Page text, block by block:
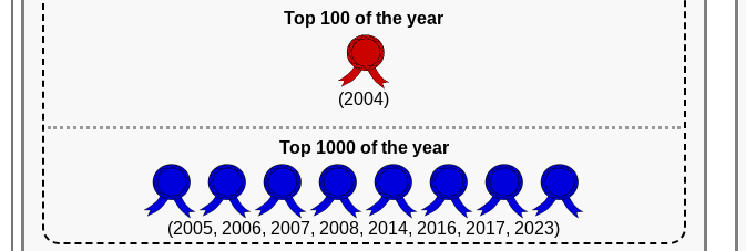
Top 100 of the year
(2004)
Top 1000 of the year
(2005, 2006, 2007, 2008, 2014, 2016, 2017, 2023)